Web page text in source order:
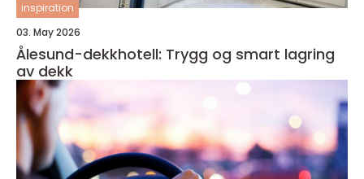
inspiration
03. May 2026
Ålesund-dekkhotell: Trygg og smart lagring
av dekk